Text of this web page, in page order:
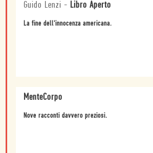
Guido Lenzi - Libro Aperto
La fine dell'innocenza americana.
MenteCorpo
Nove racconti davvero preziosi.